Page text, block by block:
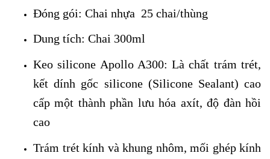
Đóng gói: Chai nhựa 25 chai/thùng
Dung tích: Chai 300ml
Keo silicone Apollo A300: Là chất trám trét,
kết dính gốc silicone (Silicone Sealant) cao
cấp một thành phần lưu hóa axít, độ đàn hồi
cao
Trám trét kính và khung nhôm, mối ghép kính